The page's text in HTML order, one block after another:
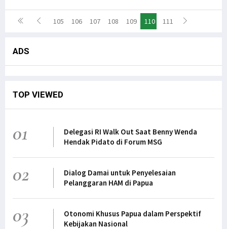
105 106 107 108 109 110 111
ADS
TOP VIEWED
01
Delegasi RI Walk Out Saat Benny Wenda
Hendak Pidato di Forum MSG
02
Dialog Damai untuk Penyelesaian
Pelanggaran HAM di Papua
03
Otonomi Khusus Papua dalam Perspektif
Kebijakan Nasional